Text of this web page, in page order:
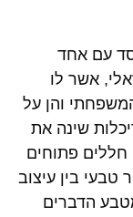
עם אחד
אשר לו
והן על
שינה את
חללים פתוחים
טבעי בין עיצוב
הדברים